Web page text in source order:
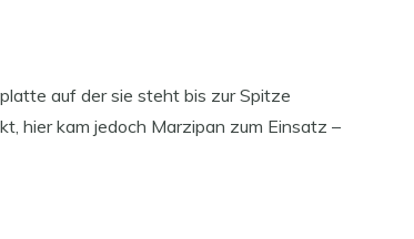
auf der sie steht bis zur Spitze
hier kam jedoch Marzipan zum Einsatz –